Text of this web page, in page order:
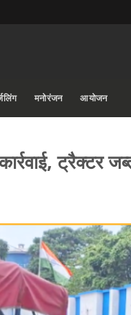
मनोरंजन आयोजन
ट्रैक्टर